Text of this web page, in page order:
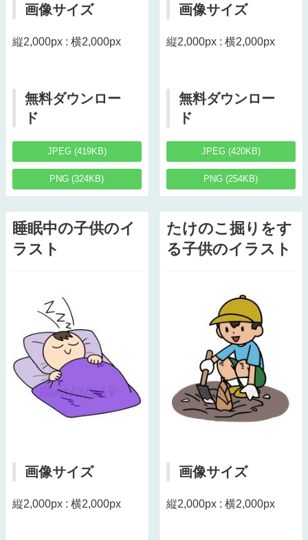
画像サイズ
縦2,000px : 横2,000px
無料ダウンロー
ド
JPEG (419KB)
PNG (324KB)
画像サイズ
縦2,000px : 横2,000px
無料ダウンロー
ド
JPEG (420KB)
PNG (254KB)
睡眠中の子供のイ
ラスト
画像サイズ
縦2,000px : 横2,000px
たけのこ掘りをす
る子供のイラスト
画像サイズ
縦2,000px : 横2,000px